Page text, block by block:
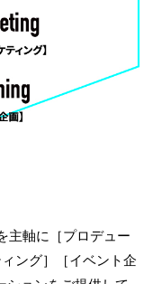
主軸に［プロデュー
ング］［イベント企